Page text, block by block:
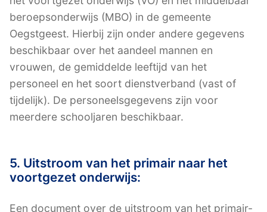
beroepsonderwijs (MBO) in de gemeente
Oegstgeest. Hierbij zijn onder andere gegevens
beschikbaar over het aandeel mannen en
vrouwen, de gemiddelde leeftijd van het
personeel en het soort dienstverband (vast of
tijdelijk). De personeelsgegevens zijn voor
meerdere schooljaren beschikbaar.
5. Uitstroom van het primair naar het
voortgezet onderwijs:
Een document over de uitstroom van het primair-